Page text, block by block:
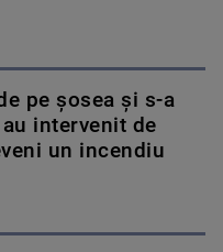
pe șosea și s-a
intervenit de
un incendiu